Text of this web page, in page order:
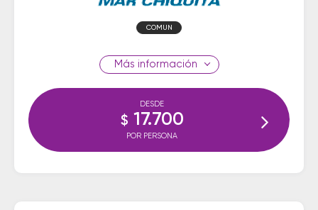
COMUN
información
DESDE
$ 17.700
POR PERSONA